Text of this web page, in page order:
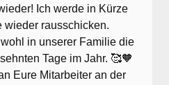
Ich werde in Kürze
wieder rausschicken.
in unserer Familie die
Tage im Jahr. 🥰🧡
Eure Mitarbeiter an der